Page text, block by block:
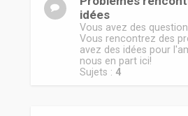
idées
Vous avez des
Vous rencontrez des
avez des idées pour
nous en part ici!
Sujets : 4